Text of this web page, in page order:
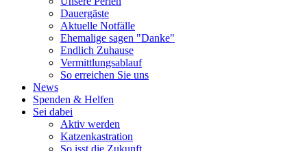
Dauergäste
Aktuelle Notfälle
Ehemalige sagen "Danke"
Endlich Zuhause
Vermittlungsablauf
So erreichen Sie uns
News
Spenden & Helfen
Sei dabei
Aktiv werden
Katzenkastration
So isst die Zukunft